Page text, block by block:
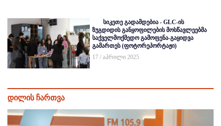
სიკეთე გადამდებია - GLC-ის
ზუგდიდის განყოფილების მოსწავლეებმა
საქველმოქმედო გამოფენა-გაყიდვა
გამართეს (ფოტორეპორტაჟი)
17 / აპრილი 2025
დილის ჩართვა